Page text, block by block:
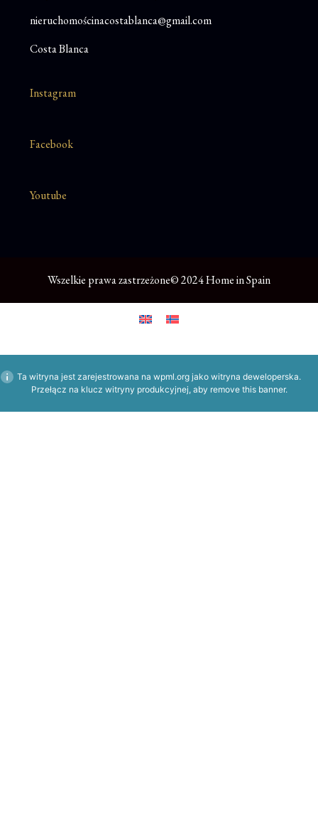
nieruchomościnacostablanca@gmail.com
Costa Blanca
Instagram
Facebook
Youtube
Wszelkie prawa zastrzeżone© 2024 Home in Spain
Ta witryna jest zarejestrowana na wpml.org jako witryna deweloperska.
Przełącz na klucz witryny produkcyjnej, aby remove this banner.